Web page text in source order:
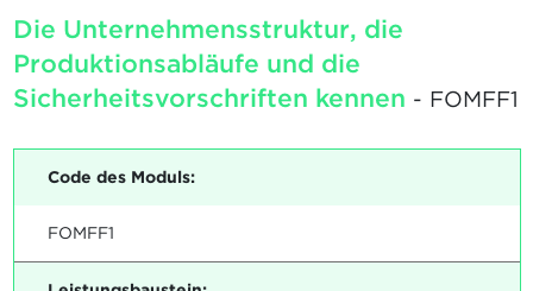
Die Unternehmensstruktur, die
Produktionsabläufe und die
Sicherheitsvorschriften kennen - FOMFF1
Code des Moduls:
FOMFF1